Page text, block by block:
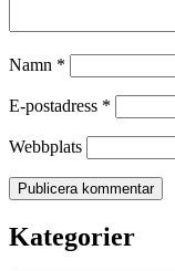
Namn *
E-postadress *
Webbplats
Kategorier